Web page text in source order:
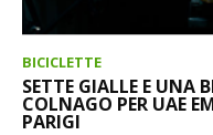
BICICLETTE
SETTE GIALLE E UNA
COLNAGO PER UAE
PARIGI